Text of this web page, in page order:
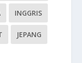
INGGRIS
JEPANG